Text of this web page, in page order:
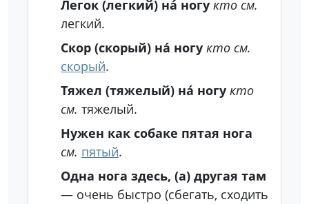
Легок (легкий) на́ ногу кто см.
легкий.
Скор (скорый) на́ ногу кто см.
скорый.
Тяжел (тяжелый) на́ ногу кто
см. тяжелый.
Нужен как собаке пятая нога
см. пятый.
Одна нога здесь, (а) другая там
— очень быстро (сбегать, сходить